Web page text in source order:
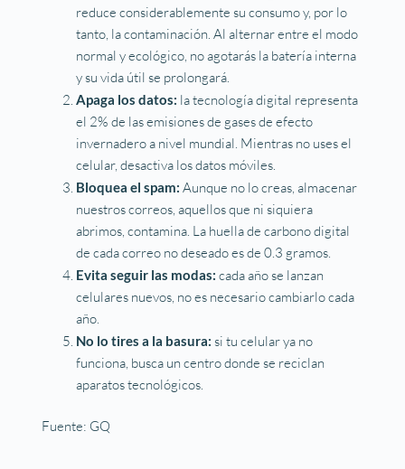
reduce considerablemente su consumo y, por lo
tanto, la contaminación. Al alternar entre el modo
normal y ecológico, no agotarás la batería interna
y su vida útil se prolongará.
Apaga los datos: la tecnología digital representa
el 2% de las emisiones de gases de efecto
invernadero a nivel mundial. Mientras no uses el
celular, desactiva los datos móviles.
Bloquea el spam: Aunque no lo creas, almacenar
nuestros correos, aquellos que ni siquiera
abrimos, contamina. La huella de carbono digital
de cada correo no deseado es de 0.3 gramos.
Evita seguir las modas: cada año se lanzan
celulares nuevos, no es necesario cambiarlo cada
año.
No lo tires a la basura: si tu celular ya no
funciona, busca un centro donde se reciclan
aparatos tecnológicos.
Fuente: GQ